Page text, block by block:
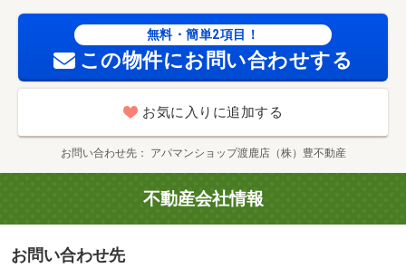
無料・簡単2項目！
この物件にお問い合わせする
お気に入りに追加する
お問い合わせ先 アパマンショップ渡鹿店（株）豊不動産
不動産会社情報
お問い合わせ先